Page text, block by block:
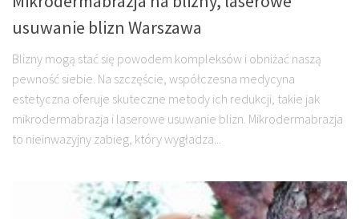
usuwanie blizn Warszawa
Blizny mogą stać się powodem kompleksów i obniżać naszą
pewność siebie. Na szczęście, współczesna medycyna
estetyczna oferuje skuteczne metody ich redukcji, takie jak
mikrodermabrazja i laserowe usuwanie blizn. Mikrodermabrazja
to nieinwazyjny zabieg, który wygładza...